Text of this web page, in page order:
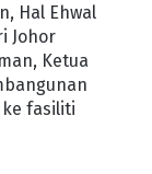
Hal Ehwal
Johor
Ketua
ke fasiliti